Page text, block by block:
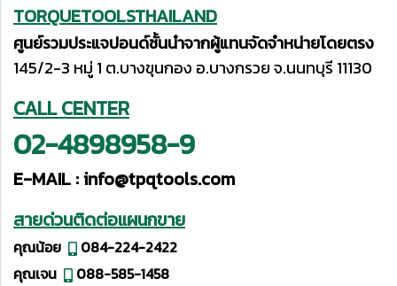
TORQUETOOLSTHAILAND
ศูนย์รวมประแจปอนด์ชั้นนำจากผู้แทนจัดจำหน่ายโดยตรง
145/2-3 หมู่ 1 ต.บางขุนกอง อ.บางกรวย จ.นนทบุรี 11130
CALL CENTER
02-4898958-9
E-MAIL :info@tpqtools.com
สายด่วนติดต่อแผนกขาย
คุณน้อย
084-224-2422
คุณเจน
088-585-1458